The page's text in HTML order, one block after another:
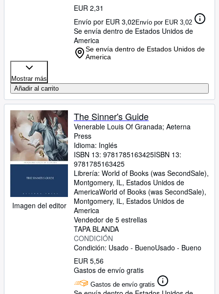
EUR 2,31
Envío por EUR 3,02Envío por EUR 3,02
Se envía dentro de Estados Unidos de
America
Se envía dentro de Estados Unidos de
America
Mostrar más
Añadir al carrito
Imagen del editor
The Sinner's Guide
Venerable Louis Of Granada; Aeterna
Press
Idioma: Inglés
ISBN 13: 9781785163425ISBN 13:
9781785163425
Librería: World of Books (was SecondSale),
Montgomery, IL, Estados Unidos de
AmericaWorld of Books (was SecondSale),
Montgomery, IL, Estados Unidos de
America
Vendedor de 5 estrellas
TAPA BLANDA
CONDICIÓN
Condición: Usado - BuenoUsado - Bueno
EUR 5,56
Gastos de envío gratis
Gastos de envío gratis